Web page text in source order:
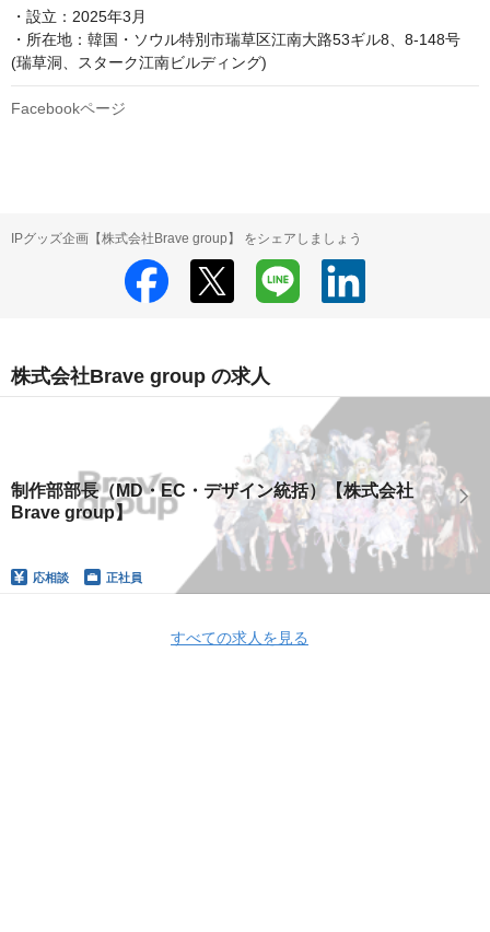
・設立：2025年3月
・所在地：韓国・ソウル特別市瑞草区江南大路53ギル8、8-148号
(瑞草洞、スターク江南ビルディング)
Facebookページ
IPグッズ企画【株式会社Brave group】 をシェアしましょう
株式会社Brave group の求人
制作部部長（MD・EC・デザイン統括）【株式会社
Brave group】
応相談 正社員
すべての求人を見る